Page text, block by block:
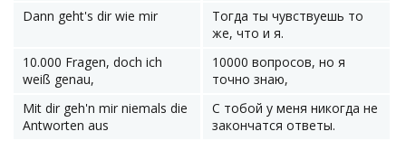
Dann geht's dir wie mir
Тогда ты чувствуешь то
же, что и я.
10.000 Fragen, doch ich
weiß genau,
10000 вопросов, но я
точно знаю,
Mit dir geh'n mir niemals die
Antworten aus
С тобой у меня никогда не
закончатся ответы.